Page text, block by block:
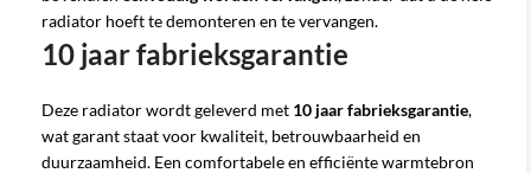
radiator hoeft te demonteren en te vervangen.
10 jaar fabrieksgarantie
Deze radiator wordt geleverd met 10 jaar fabrieksgarantie,
wat garant staat voor kwaliteit, betrouwbaarheid en
duurzaamheid. Een comfortabele en efficiënte warmtebron